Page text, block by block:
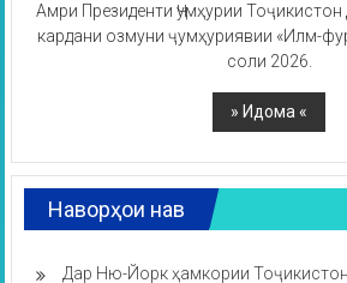
Амри Президенти Ҷумҳурии
кардани озмуни ҷумҳуриявии «Илм-
соли 2026.
Наворҳои нав
Дар Ню-Йорк ҳамкории